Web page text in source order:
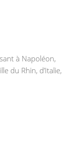
à Napoléon,
du Rhin, d’Italie,